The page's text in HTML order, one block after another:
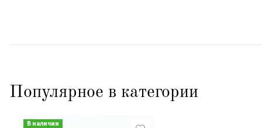
Популярное в категории
В наличии